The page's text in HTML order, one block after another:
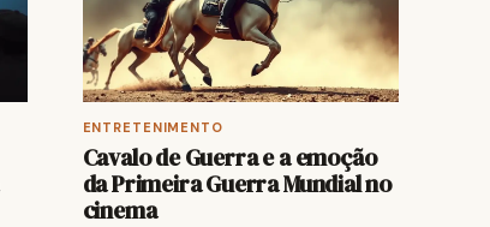
ENTRETENIMENTO
Cavalo de Guerra e a emoção
da Primeira Guerra Mundial no
cinema